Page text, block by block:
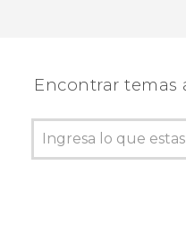
Encontrar temas